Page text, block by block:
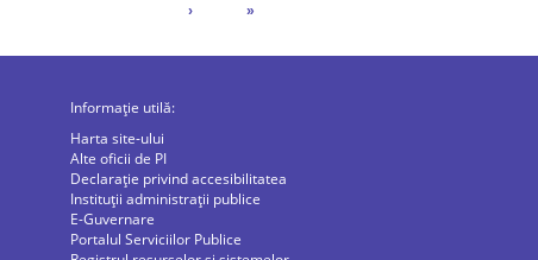
› »
Informație utilă:
Harta site-ului
Alte oficii de PI
Declarație privind accesibilitatea
Instituții administrații publice
E-Guvernare
Portalul Serviciilor Publice